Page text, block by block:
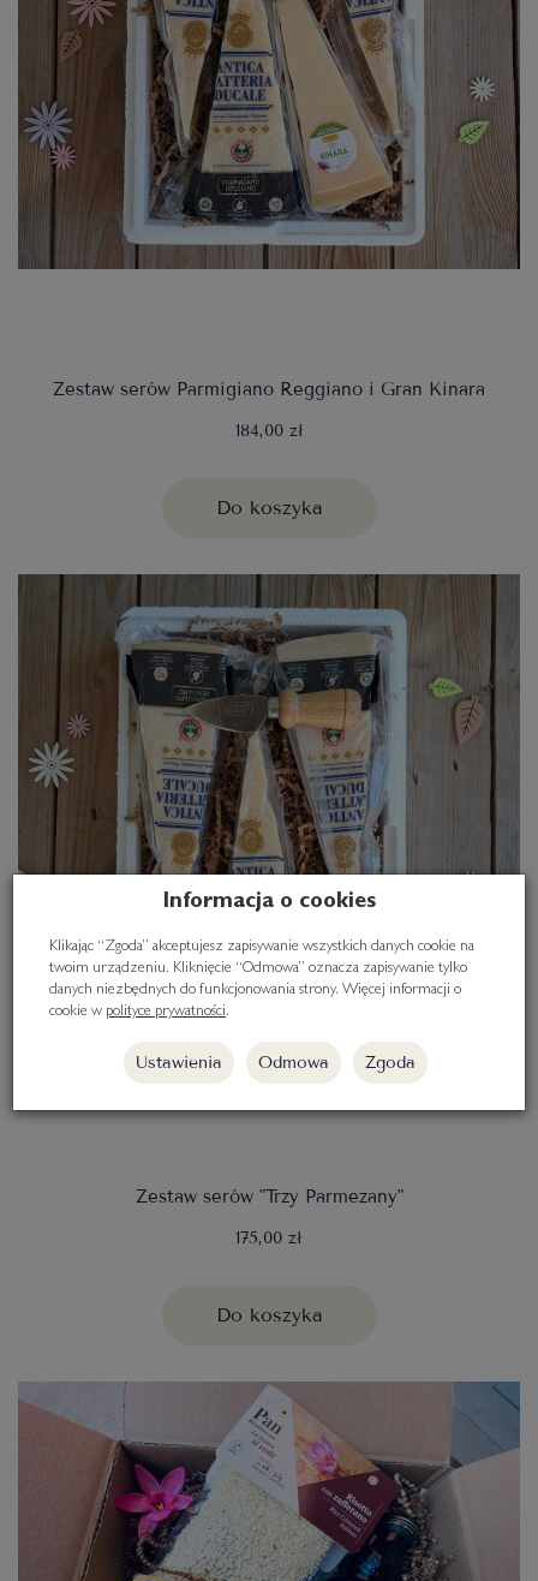
Zestaw serów Parmigiano Reggiano i Gran Kinara
184,00 zł
Do koszyka
Zestaw serów "Trzy Parmezany"
175,00 zł
Do koszyka
Informacja o cookies
Klikając “Zgoda” akceptujesz zapisywanie wszystkich danych cookie na
twoim urządzeniu. Kliknięcie “Odmowa” oznacza zapisywanie tylko
danych niezbędnych do funkcjonowania strony. Więcej informacji o
cookie w polityce prywatności.
Ustawienia Odmowa Zgoda